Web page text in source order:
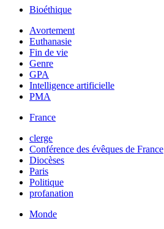
Bioéthique
Avortement
Euthanasie
Fin de vie
Genre
GPA
Intelligence artificielle
PMA
France
clerge
Conférence des évêques de France
Diocèses
Paris
Politique
profanation
Monde